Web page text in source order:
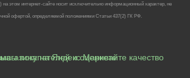
этом интернет-сайте носит исключительно информационный характер, не
офертой, определяемой положениями Статьи 437(2) ГК РФ.